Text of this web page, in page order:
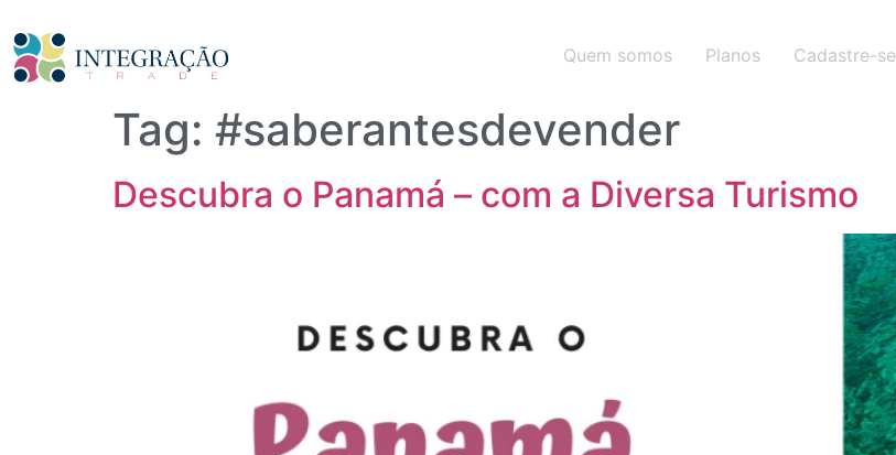
Quem somos Planos Cadastre-se
Tag: #saberantesdevender
Descubra o Panamá – com a Diversa Turismo